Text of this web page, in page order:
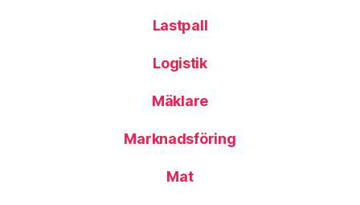
Lastpall
Logistik
Mäklare
Marknadsföring
Mat